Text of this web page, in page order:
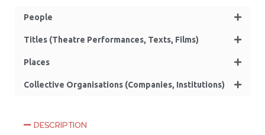
People
Titles (Theatre Performances, Texts, Films)
Places
Collective Organisations (Companies, Institutions)
DESCRIPTION